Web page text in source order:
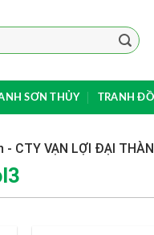
SƠN THỦY TRANH
CTY VẠN LỢI ĐẠI